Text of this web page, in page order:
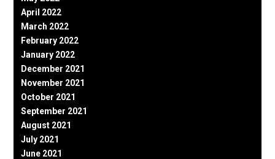
April 2022
March 2022
February 2022
January 2022
December 2021
November 2021
October 2021
September 2021
August 2021
July 2021
June 2021